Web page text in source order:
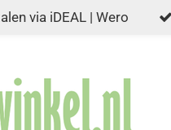
via iDEAL | Wero